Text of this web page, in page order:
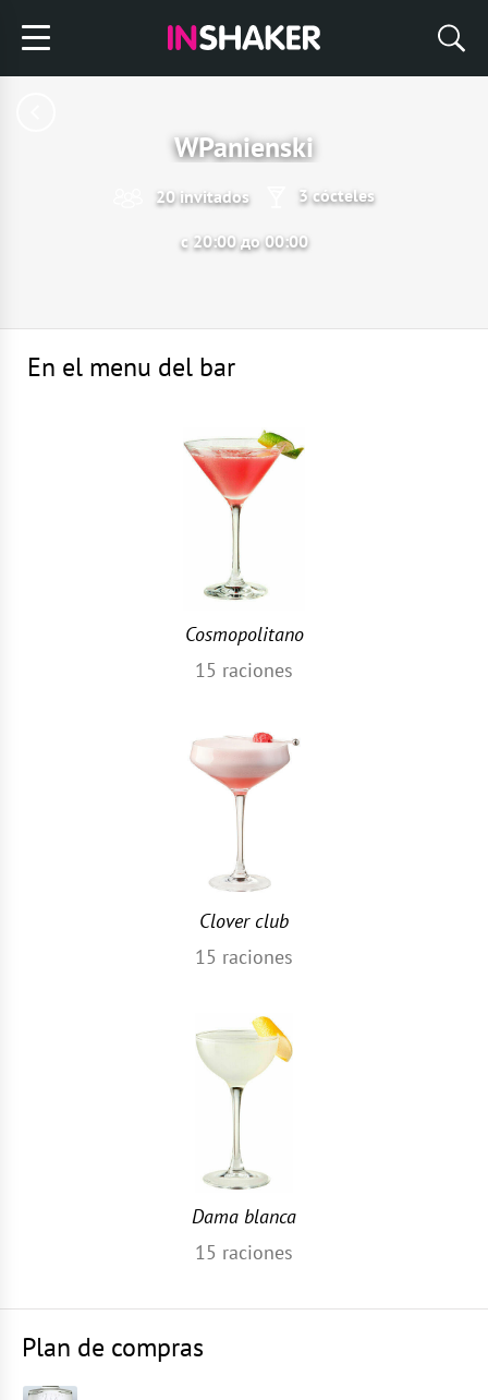
WPanienski
20 invitados 3 cócteles
с 20:00 до 00:00
En el menu del bar
Cosmopolitano
15 raciones
Clover club
15 raciones
Dama blanca
15 raciones
Plan de compras